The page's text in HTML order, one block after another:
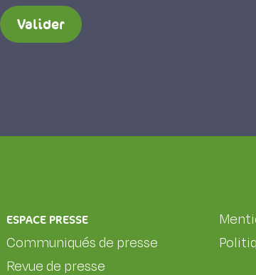
Valider
ESPACE PRESSE
Communiqués de presse
Revue de presse